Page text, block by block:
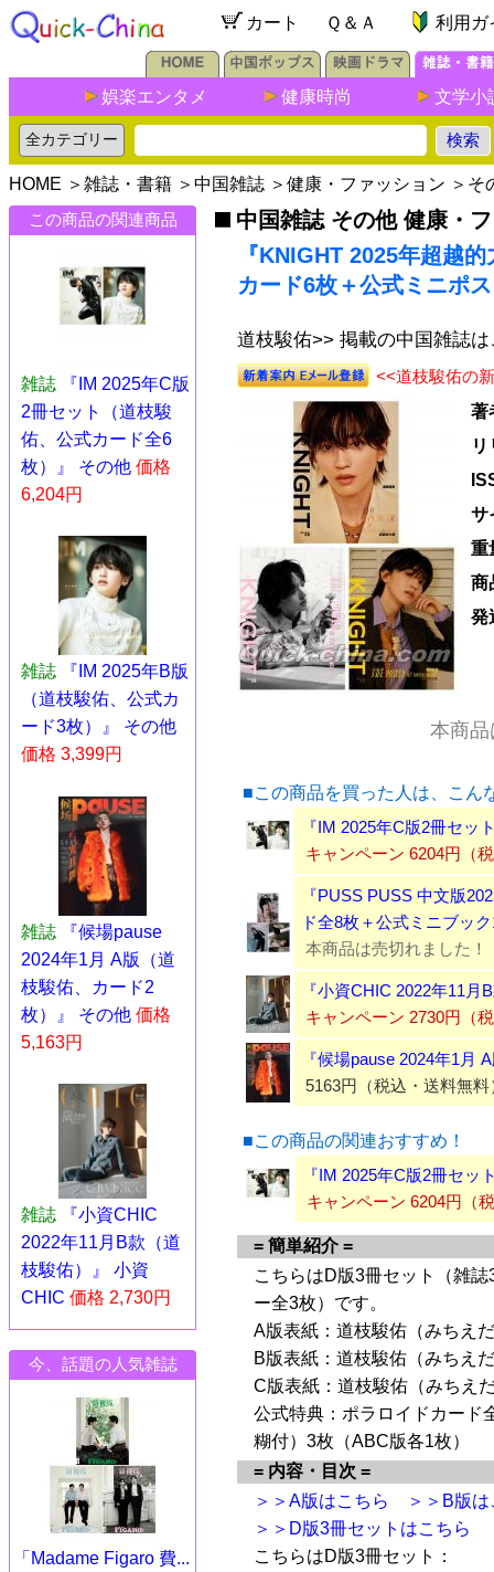
カート Ｑ＆Ａ 利用ガ
娯楽エンタメ 健康時尚 文学小
HOME ＞ 雑誌・書籍 ＞ 中国雑誌 ＞ 健康・ファッション ＞ そ
この商品の関連商品
雑誌
『IM 2025年C版
2冊セット（道枝駿
佑、公式カード全6
枚）』 その他 価格
6,204円
雑誌
『IM 2025年B版
（道枝駿佑、公式カ
ード3枚）』 その他
価格 3,399円
雑誌
『候場pause
2024年1月 A版（道
枝駿佑、カード2
枚）』 その他 価格
5,163円
雑誌
『小資CHIC
2022年11月B款（道
枝駿佑）』 小資
CHIC 価格 2,730円
今、話題の人気雑誌
「Madame Figaro 費...
中国雑誌 その他 健康・
『KNIGHT 2025年超越
カード6枚＋公式ミニポ
道枝駿佑>> 掲載の中国雑誌
<<道枝駿佑の
著
サ
重
商
発
本商
■この商品を買った人は、こん
『IM 2025年C版2冊セッ
キャンペーン 6204円（
『PUSS PUSS 中文版
ド全8枚＋公式ミニブッ
本商品は売切れました！
『小資CHIC 2022年11月
キャンペーン 2730円（
『候場pause 2024年1月
5163円（税込・送料無料
■この商品の関連おすすめ！
『IM 2025年C版2冊セ
キャンペーン 6204円（
= 簡単紹介 =
こちらはD版3冊セット（雑
ー全3枚）です。
A版表紙：道枝駿佑（みちえ
B版表紙：道枝駿佑（みちえ
C版表紙：道枝駿佑（みちえ
公式特典：ポラロイドカード
糊付）3枚（ABC版各1枚）
= 内容・目次 =
＞＞A版はこちら
＞＞B版
＞＞D版3冊セットはこちら
こちらはD版3冊セット：